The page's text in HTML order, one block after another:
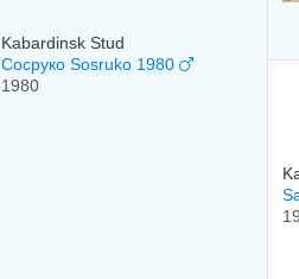
Kabardinsk Stud
Сосруко Sosruko 1980
1980